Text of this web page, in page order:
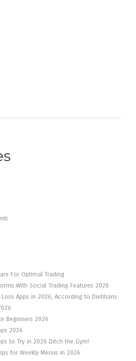
For Optimal Trading
With Social Trading Features 2026
Apps in 2026, According to Dietitians
Beginners 2026
2026
to Try in 2026 Ditch the Gym!
for Weekly Menus in 2026